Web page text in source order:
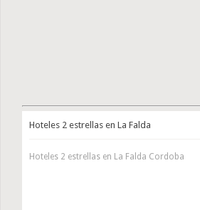
Hoteles 2 estrellas en La Falda
Hoteles 2 estrellas en La Falda Cordoba